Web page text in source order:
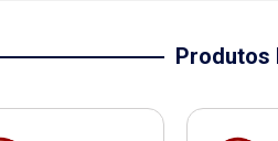
Produtos